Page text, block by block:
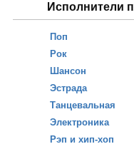
Исполнители
Поп
Рок
Шансон
Эстрада
Танцевальная
Электроника
Рэп и хип-хоп